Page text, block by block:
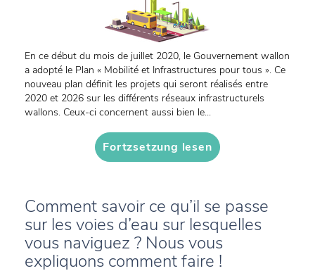
En ce début du mois de juillet 2020, le Gouvernement wallon
a adopté le Plan « Mobilité et Infrastructures pour tous ». Ce
nouveau plan définit les projets qui seront réalisés entre
2020 et 2026 sur les différents réseaux infrastructurels
wallons. Ceux-ci concernent aussi bien le...
Fortzsetzung lesen
Comment savoir ce qu’il se passe
sur les voies d’eau sur lesquelles
vous naviguez ? Nous vous
expliquons comment faire !